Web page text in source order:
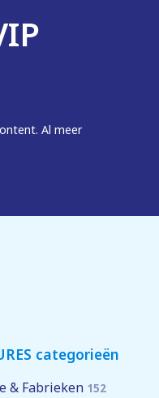
Al meer
categorieën
& Fabrieken 152